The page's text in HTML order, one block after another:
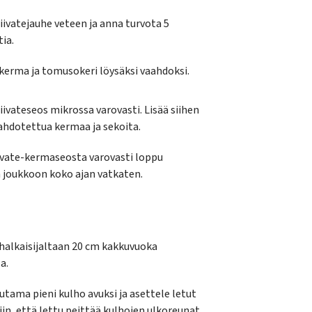
veteen ja anna turvota 5
ja tomusokeri löysäksi vaahdoksi.
mikrossa varovasti. Lisää siihen
kermaa ja sekoita.
kermaseosta varovasti loppu
koko ajan vatkaten.
20 cm kakkuvuoka
pieni kulho avuksi ja asettele letut